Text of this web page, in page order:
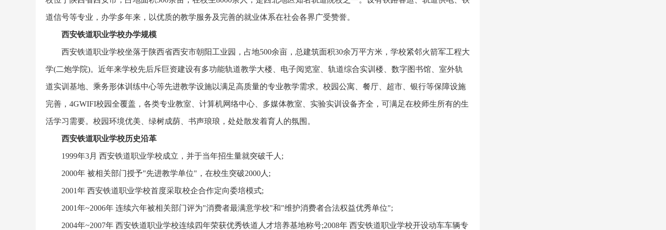
道信号等专业，办学多年来，以优质的教学服务及完善的就业体系在社会各界广受赞誉。
西安铁道职业学校办学规模
西安铁道职业学校坐落于陕西省西安市朝阳工业园，占地500余亩，总建筑面积30余万平方米，学校紧邻火箭军工程大
学(二炮学院)。近年来学校先后斥巨资建设有多功能轨道教学大楼、电子阅览室、轨道综合实训楼、数字图书馆、室外轨
道实训基地、乘务形体训练中心等先进教学设施以满足高质量的专业教学需求。校园公寓、餐厅、超市、银行等保障设施
完善，4GWIFI校园全覆盖，各类专业教室、计算机网络中心、多媒体教室、实验实训设备齐全，可满足在校师生所有的生
活学习需要。校园环境优美、绿树成荫、书声琅琅，处处散发着育人的氛围。
西安铁道职业学校历史沿革
1999年3月 西安铁道职业学校成立，并于当年招生量就突破千人;
2000年 被相关部门授予"先进教学单位"，在校生突破2000人;
2001年 西安铁道职业学校首度采取校企合作定向委培模式;
2001年~2006年 连续六年被相关部门评为"消费者最满意学校"和"维护消费者合法权益优秀单位";
2004年~2007年 西安铁道职业学校连续四年荣获优秀铁道人才培养基地称号;2008年 西安铁道职业学校开设动车车辆专